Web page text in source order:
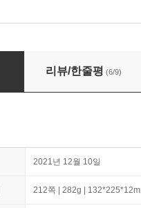
리뷰/한줄평 (6/9)
2021년 12월 10일
212쪽 | 282g |